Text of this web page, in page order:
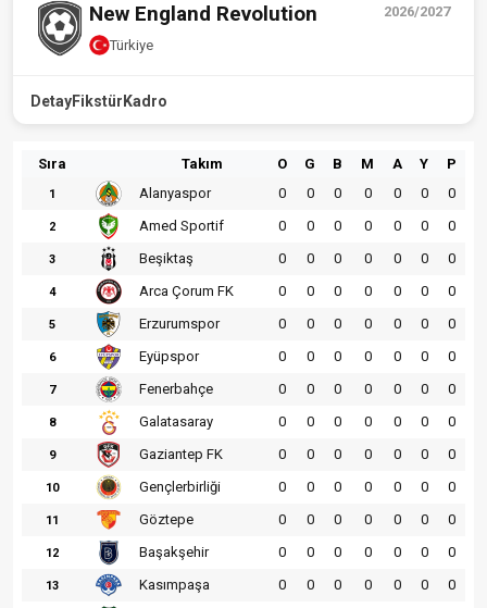
2026/2027
New England Revolution
Türkiye
DetayFikstür Kadro
Sıra Takım O G B M A Y P
1 Alanyaspor 0 0 0 0 0 0 0
2 Amed Sportif 0 0 0 0 0 0 0
3 Beşiktaş 0 0 0 0 0 0 0
4 Arca Çorum FK 0 0 0 0 0 0 0
5 Erzurumspor 0 0 0 0 0 0 0
6 Eyüpspor 0 0 0 0 0 0 0
7 Fenerbahçe 0 0 0 0 0 0 0
8 Galatasaray 0 0 0 0 0 0 0
9 Gaziantep FK 0 0 0 0 0 0 0
10 Gençlerbirliği 0 0 0 0 0 0 0
11 Göztepe 0 0 0 0 0 0 0
12 Başakşehir 0 0 0 0 0 0 0
13 Kasımpaşa 0 0 0 0 0 0 0